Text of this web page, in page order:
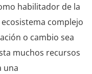
habilitador de la
complejo
o cambio sea
muchos recursos
una